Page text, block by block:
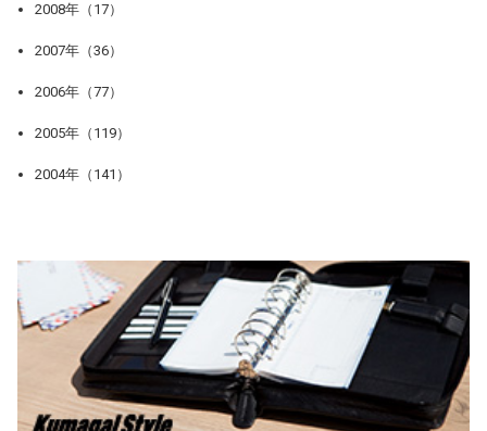
2008年（17）
2007年（36）
2006年（77）
2005年（119）
2004年（141）